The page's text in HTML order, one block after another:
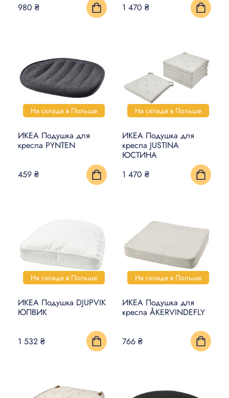
980 ₴
1 470 ₴
На складе в Польше
ИКЕА Подушка для
кресла PYNTEN
459 ₴
На складе в Польше
ИКЕА Подушка для
кресла JUSTINA
ЮСТИНА
1 470 ₴
На складе в Польше
ИКЕА Подушка DJUPVIK
ЮПВИК
1 532 ₴
На складе в Польше
ИКЕА Подушка для
кресла ÅKERVINDEFLY
766 ₴